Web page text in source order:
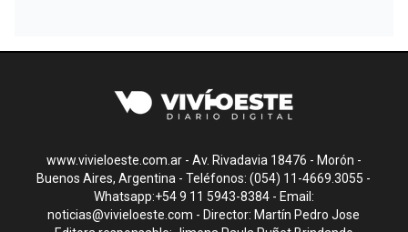
www.vivieloeste.com.ar - Av. Rivadavia 18476 - Morón -
Buenos Aires, Argentina - Teléfonos: (054) 11-4669.3055 -
Whatsapp:+54 9 11 5943-8384 - Email:
noticias@vivieloeste.com - Director: Martín Pedro Jose